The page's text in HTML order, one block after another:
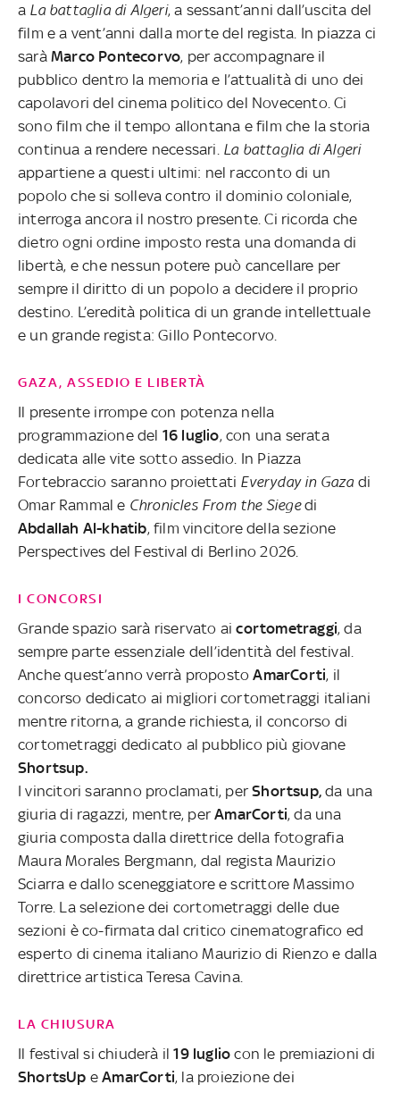
a La battaglia di Algeri, a sessant’anni dall’uscita del
film e a vent’anni dalla morte del regista. In piazza ci
sarà Marco Pontecorvo, per accompagnare il
pubblico dentro la memoria e l’attualità di uno dei
capolavori del cinema politico del Novecento. Ci
sono film che il tempo allontana e film che la storia
continua a rendere necessari. La battaglia di Algeri
appartiene a questi ultimi: nel racconto di un
popolo che si solleva contro il dominio coloniale,
interroga ancora il nostro presente. Ci ricorda che
dietro ogni ordine imposto resta una domanda di
libertà, e che nessun potere può cancellare per
sempre il diritto di un popolo a decidere il proprio
destino. L’eredità politica di un grande intellettuale
e un grande regista: Gillo Pontecorvo.
GAZA, ASSEDIO E LIBERTÀ
Il presente irrompe con potenza nella
programmazione del 16 luglio, con una serata
dedicata alle vite sotto assedio. In Piazza
Fortebraccio saranno proiettati Everyday in Gazadi
Omar Rammal e Chronicles From the Siegedi
Abdallah Al-khatib, film vincitore della sezione
Perspectives del Festival di Berlino 2026.
I CONCORSI
Grande spazio sarà riservato aicortometraggi, da
sempre parte essenziale dell’identità del festival.
Anche quest’anno verrà propostoAmarCorti, il
concorso dedicato ai migliori cortometraggi italiani
mentre ritorna, a grande richiesta, il concorso di
cortometraggi dedicato al pubblico più giovane
Shortsup.
I vincitori saranno proclamati, perShortsup, da una
giuria di ragazzi, mentre, perAmarCorti, da una
giuria composta dalla direttrice della fotografia
Maura Morales Bergmann, dal regista Maurizio
Sciarra e dallo sceneggiatore e scrittore Massimo
Torre. La selezione dei cortometraggi delle due
sezioni è co-firmata dal critico cinematografico ed
esperto di cinema italiano Maurizio di Rienzo e dalla
direttrice artistica Teresa Cavina.
LA CHIUSURA
Il festival si chiuderà il19 luglio con le premiazioni di
ShortsUp eAmarCorti, la proiezione dei